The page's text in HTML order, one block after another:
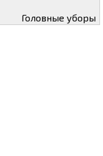
Головные уборы